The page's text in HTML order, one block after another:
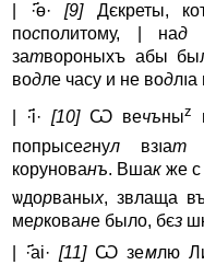
| ·҃ө·[9] Дєкреты,
посполитому, | над
затвороныхъ абы
водле часy и не вод
| ·҃і·[10]Ѡ вечъныz
попрысегнул взıaт
корyнованъ. Вшак же
ѡдорваных, звлаща
мерковане было, бєз
| ·҃аі·[11] Ѡ землю